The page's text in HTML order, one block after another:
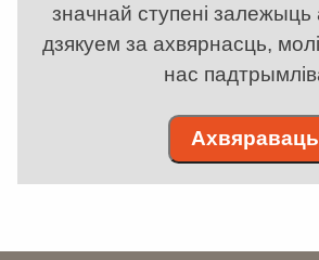
значнай ступені
дзякуем за ахвярнасць,
нас
Ахвяраваць